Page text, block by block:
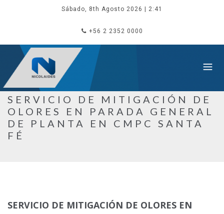
Sábado, 8th Agosto 2026 | 2:41
+56 2 2352 0000
SERVICIO DE MITIGACIÓN DE
OLORES EN PARADA GENERAL
DE PLANTA EN CMPC SANTA
FÉ
SERVICIO DE MITIGACIÓN DE OLORES EN